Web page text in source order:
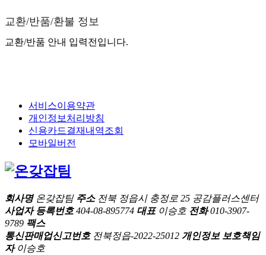
교환/반품/환불 정보
교환/반품 안내 입력전입니다.
서비스이용약관
개인정보처리방침
신용카드결재내역조회
모바일버전
회사명온갖잡팀 주소전북 정읍시 충정로 25 공감플러스센터
사업자 등록번호404-08-895774 대표이승호 전화010-3907-
9789 팩스
통신판매업신고번호전북정읍-2022-25012 개인정보 보호책임
자이승호